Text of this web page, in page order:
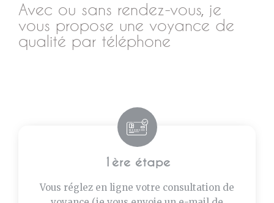
Avec ou sans rendez-vous, je
vous propose une voyance de
qualité par téléphone
1ère étape
Vous réglez en ligne votre consultation de